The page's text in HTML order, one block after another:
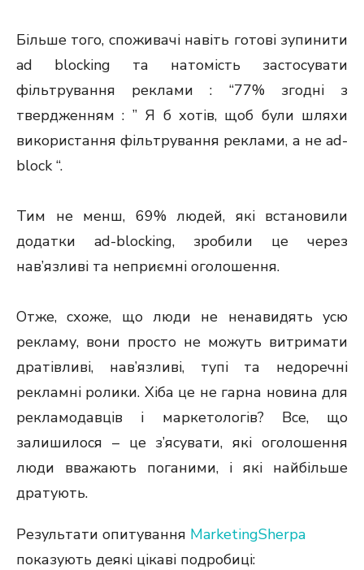
Більше того, споживачі навіть готові зупинити
ad blocking та натомість застосувати
фільтрування реклами : “77% згодні з
твердженням : ” Я б хотів, щоб були шляхи
використання фільтрування реклами, а не ad-
block “.
Тим не менш, 69% людей, які встановили
додатки ad-blocking, зробили це через
нав’язливі та неприємні оголошення.
Отже, схоже, що люди не ненавидять усю
рекламу, вони просто не можуть витримати
дратівливі, нав’язливі, тупі та недоречні
рекламні ролики. Хіба це не гарна новина для
рекламодавців і маркетологів? Все, що
залишилося – це з’ясувати, які оголошення
люди вважають поганими, і які найбільше
дратують.
Результати опитування MarketingSherpa
показують деякі цікаві подробиці: